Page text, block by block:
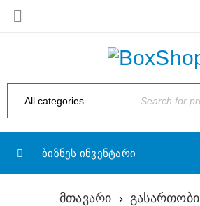
ᲑᲘᲖᲜᲔᲡ ᲘᲜᲕᲔᲜᲢᲐᲠᲘ
მთავარი › გასართობი